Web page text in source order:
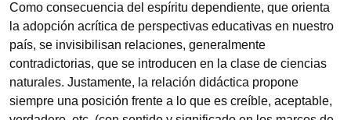
Como consecuencia del espíritu dependiente, que orienta
la adopción acrítica de perspectivas educativas en nuestro
país, se invisibilisan relaciones, generalmente
contradictorias, que se introducen en la clase de ciencias
naturales. Justamente, la relación didáctica propone
siempre una posición frente a lo que es creíble, aceptable,